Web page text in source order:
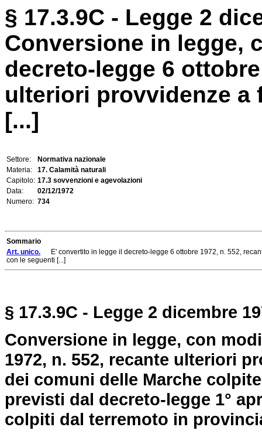
§ 17.3.9C - Legge 2
Conversione in legge,
decreto-legge 6
ulteriori provvidenze a
[...]
Settore:
Normativa nazionale
Materia:
17. Calamità naturali
Capitolo: 17.3 sovvenzioni e agevolazioni
Data:
02/12/1972
Numero: 734
Sommario
Art. unico. E' convertito in legge il decreto-legge 6 ottobre 1972, n. 552,
con le seguenti [...]
§ 17.3.9C - Legge 2 dicembre
Conversione in legge, con
1972, n. 552, recante ulteriori
dei comuni delle Marche
previsti dal decreto-legge 1°
colpiti dal terremoto in